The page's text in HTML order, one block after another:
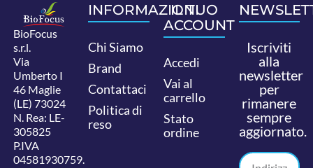
BioFocus
s.r.l.
Via
Umberto I
46 Maglie
(LE) 73024
N. Rea: LE-
305825
P.IVA
04581930759.
INFORMAZIONI
Chi Siamo
Brand
Contattaci
Politica di
reso
IL TUO
ACCOUNT
Accedi
Vai al
carrello
Stato
ordine
Iscriviti
alla
newsletter
per
rimanere
sempre
aggiornato.